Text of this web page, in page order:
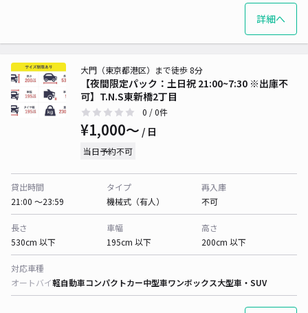
詳細へ
【夜間限定パック：土日祝 21:00~7:30 ※出庫不
可】T.N.S東新橋2丁目
大門（東京都港区）まで徒歩 8分
0 / 0件
¥1,000〜 / 日
当日予約不可
貸出時間
21:00 〜23:59
タイプ
機械式（有人）
再入庫
不可
長さ
530cm 以下
車幅
195cm 以下
高さ
200cm 以下
対応車種
オートバイ軽自動車コンパクトカー中型車ワンボックス大型車・SUV